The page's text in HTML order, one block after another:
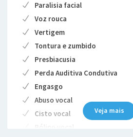
Paralisia facial
Voz rouca
Vertigem
Tontura e zumbido
Presbiacusia
Perda Auditiva Condutiva
Engasgo
Abuso vocal
Cisto vocal
Pólipo vocal
Veja mais